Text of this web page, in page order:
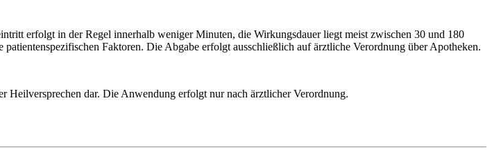
erfolgt in der Regel innerhalb weniger Minuten, die Wirkungsdauer liegt meist zwischen 30 und 180
Faktoren. Die Abgabe erfolgt ausschließlich auf ärztliche Verordnung über Apotheken.
Heilversprechen dar. Die Anwendung erfolgt nur nach ärztlicher Verordnung.